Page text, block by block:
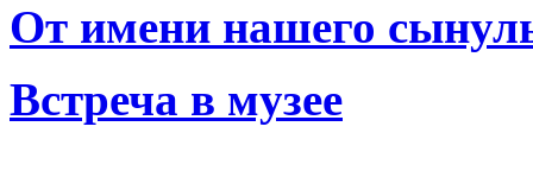
От имени нашего
Встреча в музее